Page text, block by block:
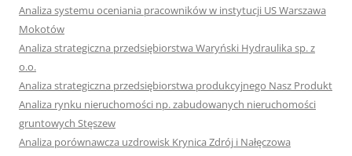
Analiza systemu oceniania pracowników w instytucji US Warszawa
Mokotów
Analiza strategiczna przedsiębiorstwa Waryński Hydraulika sp. z
o.o.
Analiza strategiczna przedsiębiorstwa produkcyjnego Nasz Produkt
Analiza rynku nieruchomości np. zabudowanych nieruchomości
gruntowych Stęszew
Analiza porównawcza uzdrowisk Krynica Zdrój i Nałęczowa